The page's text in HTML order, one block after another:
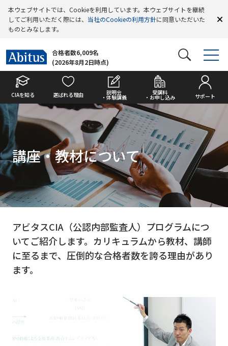
本ウェブサイトでは、Cookieを利用しています。本ウェブサイトを継続
してご利用いただく際には、 当社のCookieの利用方針に同意いただいた
ものとみなします。
合格者数6,009名
(2026年8月2日時点)
CIAを知る 選ばれる理由 説明会
・体験講義
受講料
・お申し込み サポート
講座・教材について
アビタスCIA（公認内部監査人）プログラムにつ
いてご紹介します。カリキュラムから教材、講師
に至るまで、圧倒的な合格者数を誇る理由があり
ます。